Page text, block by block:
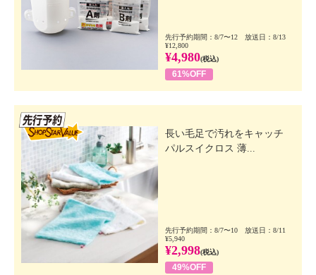
先行予約期間：8/7〜12 放送日：8/13
¥12,800
¥4,980(税込)
61%OFF
長い毛足で汚れをキャッチ
パルスイクロス 薄...
先行予約期間：8/7〜10 放送日：8/11
¥5,940
¥2,998(税込)
49%OFF